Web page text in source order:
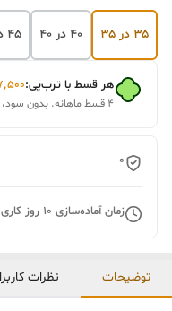
۳۵ در ۳۵ ۴۰ در ۴۰ ۴۵ در ۴۵
هر قسط با ترب‌پی:
۴ قسط ماهانه. بدون سود، چک و ضامن.
0
زمان آماده‌سازی 10 روز کاری
توضیحات نظرات